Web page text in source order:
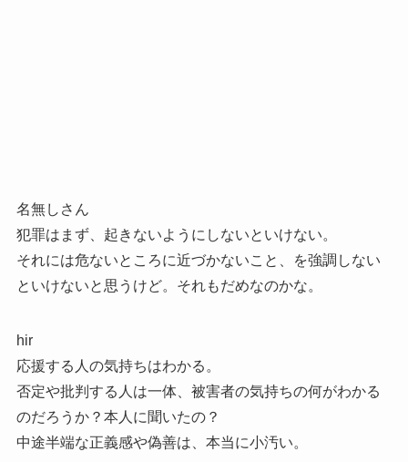
名無しさん
犯罪はまず、起きないようにしないといけない。
それには危ないところに近づかないこと、を強調しない
といけないと思うけど。それもだめなのかな。
hir
応援する人の気持ちはわかる。
否定や批判する人は一体、被害者の気持ちの何がわかる
のだろうか？本人に聞いたの？
中途半端な正義感や偽善は、本当に小汚い。